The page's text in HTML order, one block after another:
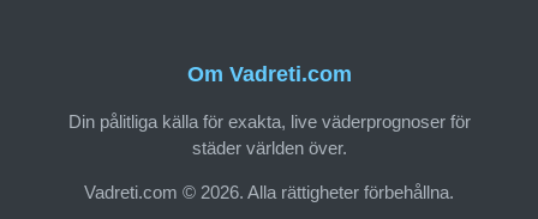
Om Vadreti.com
Din pålitliga källa för exakta, live väderprognoser för
städer världen över.
Vadreti.com © 2026. Alla rättigheter förbehållna.